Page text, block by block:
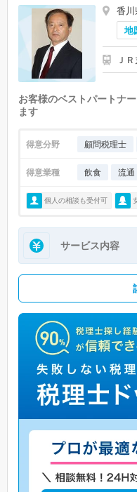
香川
地
Ｊ
お客様のベストパートナ
ます
得意分野 顧問税理士
得意業種 飲食 流通
個人の相談も受付可
サービス内容